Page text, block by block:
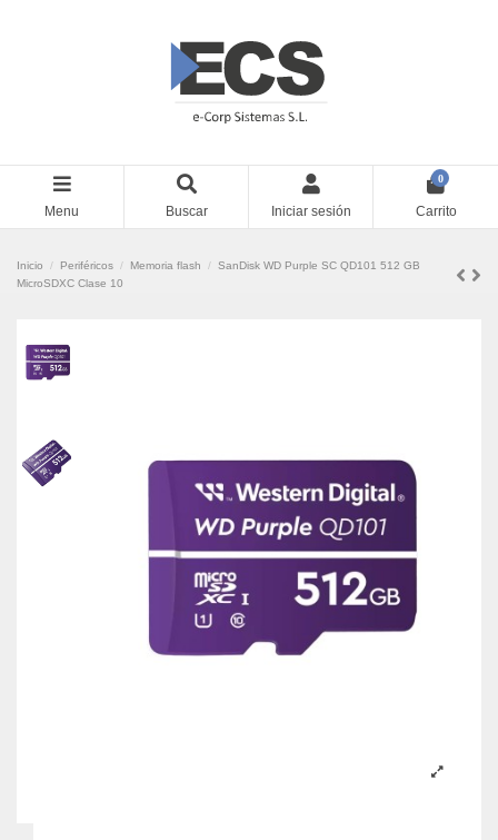
Menu Buscar Iniciar sesión
0
Carrito
Inicio Periféricos Memoria flash
SanDisk WD Purple SC QD101 512 GB
MicroSDXC Clase 10